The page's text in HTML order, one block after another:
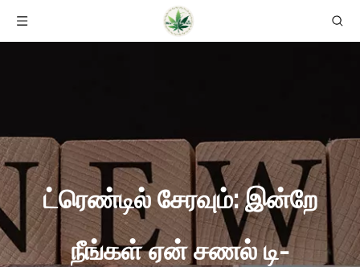
ட்ரெண்டில் சேரவும்: இன்றே
நீங்கள் ஏன் சணல் டி-